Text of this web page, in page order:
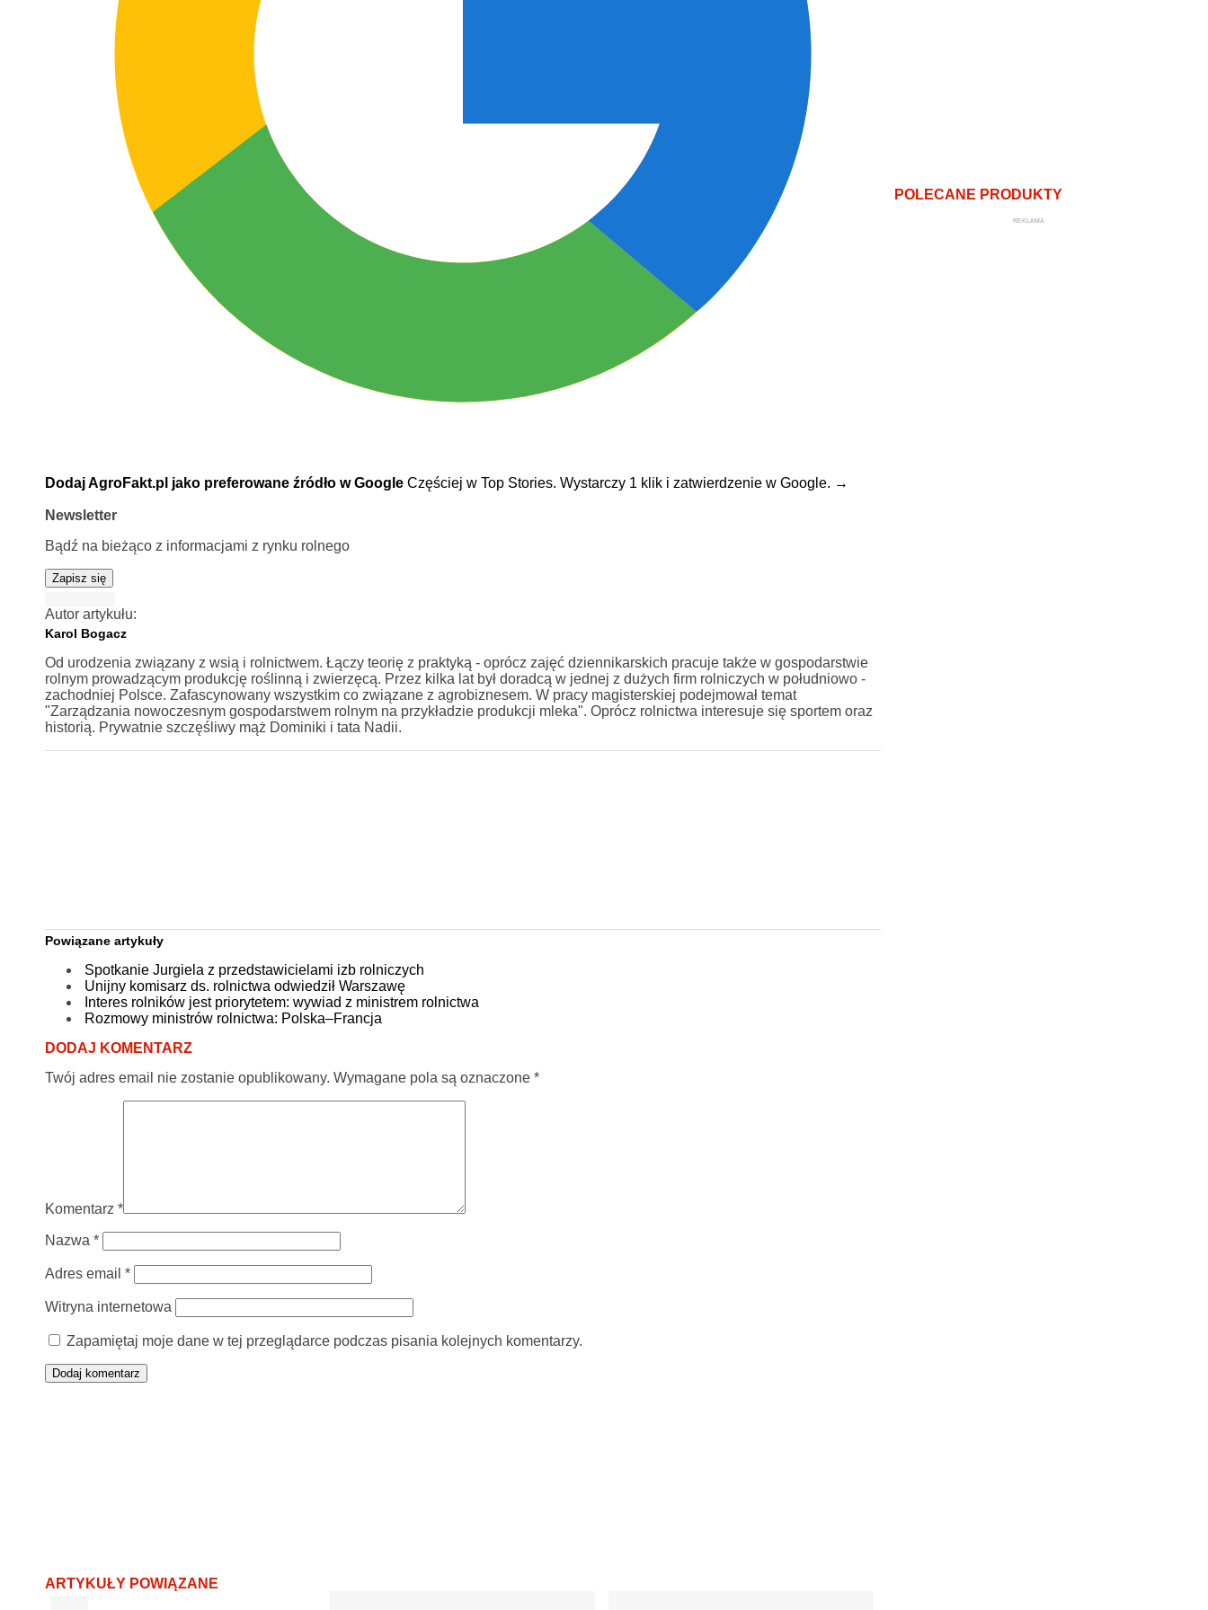
Dodaj AgroFakt.pl jako preferowane źródło w Google Częściej w Top Stories. Wystarczy 1 klik i zatwierdzenie w Google. →
Newsletter
Bądź na bieżąco z informacjami z rynku rolnego
Zapisz się
Autor artykułu:
Karol Bogacz
Od urodzenia związany z wsią i rolnictwem. Łączy teorię z praktyką - oprócz zajęć dziennikarskich pracuje także w gospodarstwie
rolnym prowadzącym produkcję roślinną i zwierzęcą. Przez kilka lat był doradcą w jednej z dużych firm rolniczych w południowo -
zachodniej Polsce. Zafascynowany wszystkim co związane z agrobiznesem. W pracy magisterskiej podejmował temat
"Zarządzania nowoczesnym gospodarstwem rolnym na przykładzie produkcji mleka". Oprócz rolnictwa interesuje się sportem oraz
historią. Prywatnie szczęśliwy mąż Dominiki i tata Nadii.
Powiązane artykuły
Spotkanie Jurgiela z przedstawicielami izb rolniczych
Unijny komisarz ds. rolnictwa odwiedził Warszawę
Interes rolników jest priorytetem: wywiad z ministrem rolnictwa
Rozmowy ministrów rolnictwa: Polska–Francja
DODAJ KOMENTARZ
Twój adres email nie zostanie opublikowany. Wymagane pola są oznaczone *
Komentarz *
Nazwa *
Adres email *
Witryna internetowa
Zapamiętaj moje dane w tej przeglądarce podczas pisania kolejnych komentarzy.
ARTYKUŁY POWIĄZANE
POLECANE PRODUKTY
REKLAMA